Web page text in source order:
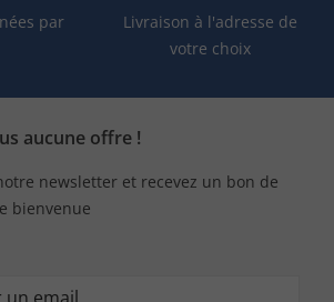
par
Livraison à l'adresse de
votre choix
aucune offre !
newsletter et recevez un bon de
bienvenue